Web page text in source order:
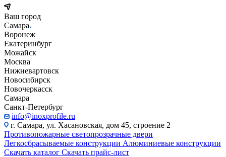
Ваш город
Самара
Воронеж
Екатеринбург
Можайск
Москва
Нижневартовск
Новосибирск
Новочеркасск
Самара
Санкт-Петербург
info@inoxprofile.ru
г. Самара, ул. Хасановская, дом 45, строение 2
Противопожарные светопрозрачные двери
Легкосбрасываемые конструкции Алюминиевые конструкции
Скачать каталог Скачать прайс-лист